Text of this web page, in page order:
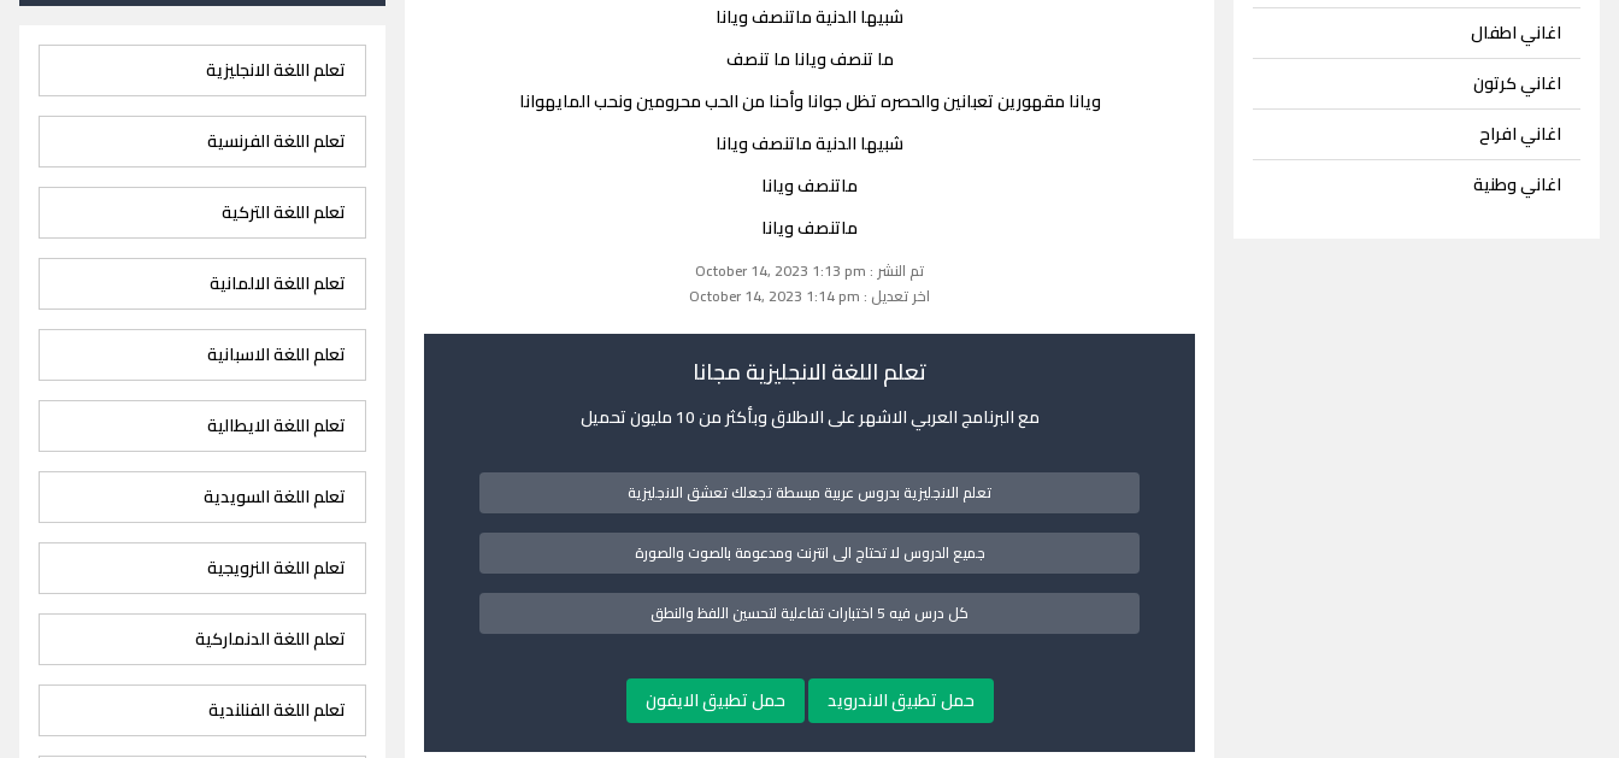
اغاني اطفال
اغاني كرتون
اغاني افراح
اغاني وطنية
شبيها الدنية ماتنصف ويانا
ما تنصف ويانا ما تنصف
ويانا مقهورين تعبانين والحصره تظل جوانا وأحنا من الحب محرومين ونحب المايهوانا
شبيها الدنية ماتنصف ويانا
ماتنصف ويانا
ماتنصف ويانا
تم النشر : October 14, 2023 1:13 pm
اخر تعديل : October 14, 2023 1:14 pm
تعلم اللغة الانجليزية مجانا
مع البرنامج العربي الاشهر على الاطلاق وبأكثر من 10 مليون تحميل
تعلم الانجليزية بدروس عربية مبسطة تجعلك تعشق الانجليزية
جميع الدروس لا تحتاج الى انترنت ومدعومة بالصوت والصورة
كل درس فيه 5 اختبارات تفاعلية لتحسين اللفظ والنطق
حمل تطبيق الاندرويد حمل تطبيق الايفون
تعلم اللغة الانجليزية
تعلم اللغة الفرنسية
تعلم اللغة التركية
تعلم اللغة الالمانية
تعلم اللغة الاسبانية
تعلم اللغة الايطالية
تعلم اللغة السويدية
تعلم اللغة النرويجية
تعلم اللغة الدنماركية
تعلم اللغة الفنلندية